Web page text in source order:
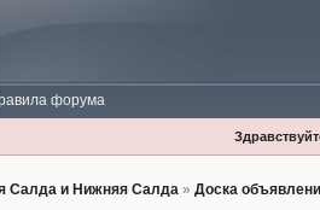
форума
Салда и Нижняя Салда» Доска